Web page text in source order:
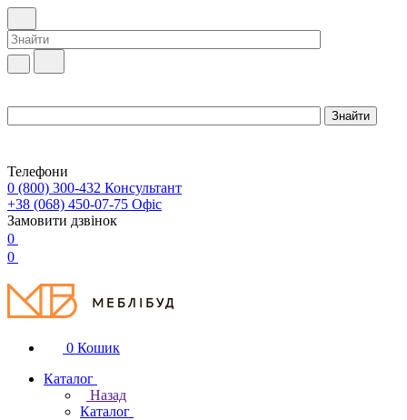
Телефони
0 (800) 300-432 Консультант
+38 (068) 450-07-75 Офіс
Замовити дзвінок
0
0
0 Кошик
Каталог
Назад
Каталог